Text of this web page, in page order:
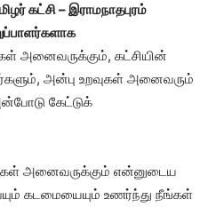
கட்சி – இராமநாதபுரம்
அனைவருக்கும், கட்சியின்
அன்பு உறவுகள் அனைவரும்
கேட்டுக்
அனைவருக்கும் என்னுடைய
கடமையையும் உணர்ந்து நீங்கள்